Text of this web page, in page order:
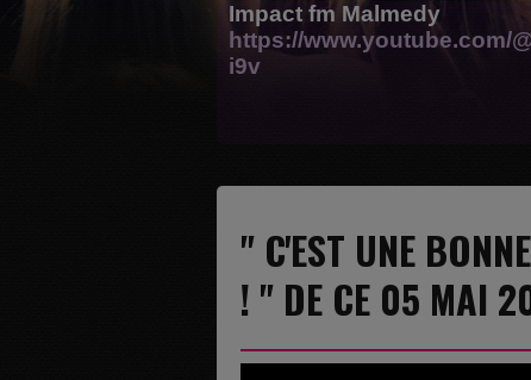
Impact fm Malmedy
https://www.youtube.com/
i9v
" C'EST UNE
! " DE CE 05 MAI